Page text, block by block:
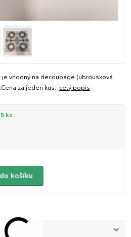
vhodný na decoupage (ubrousková
za jeden kus. celý popis
ks
košíku